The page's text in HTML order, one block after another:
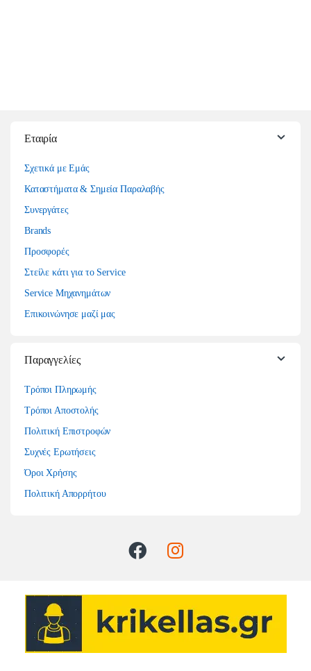
Εταιρία
Σχετικά με Εμάς
Καταστήματα & Σημεία Παραλαβής
Συνεργάτες
Brands
Προσφορές
Στείλε κάτι για το Service
Service Μηχανημάτων
Επικοινώνησε μαζί μας
Παραγγελίες
Τρόποι Πληρωμής
Τρόποι Αποστολής
Πολιτική Επιστροφών
Συχνές Ερωτήσεις
Όροι Χρήσης
Πολιτική Απορρήτου